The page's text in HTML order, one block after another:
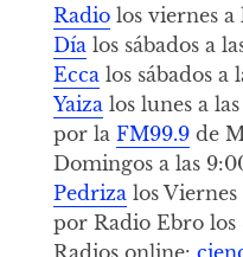
Radiolos viernes a
Díalos sábados a
Eccalos sábados a
Yaizalos lunes a
por la FM99.9de
Domingos a las
Pedrizalos Viernes
por Radio Ebro los